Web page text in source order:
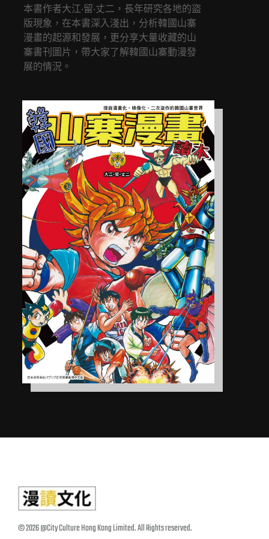
本書作者大江‧留‧丈二，長年研究各地的盜
版現象，在本書深入淺出，分析韓國山寨
漫畫的起源和發展，更分享大量收藏的山
寨書刊圖片，帶大家了解韓國山寨動漫發
展的情況。
© 2026 @City Culture Hong Kong Limited. All Rights reserved.